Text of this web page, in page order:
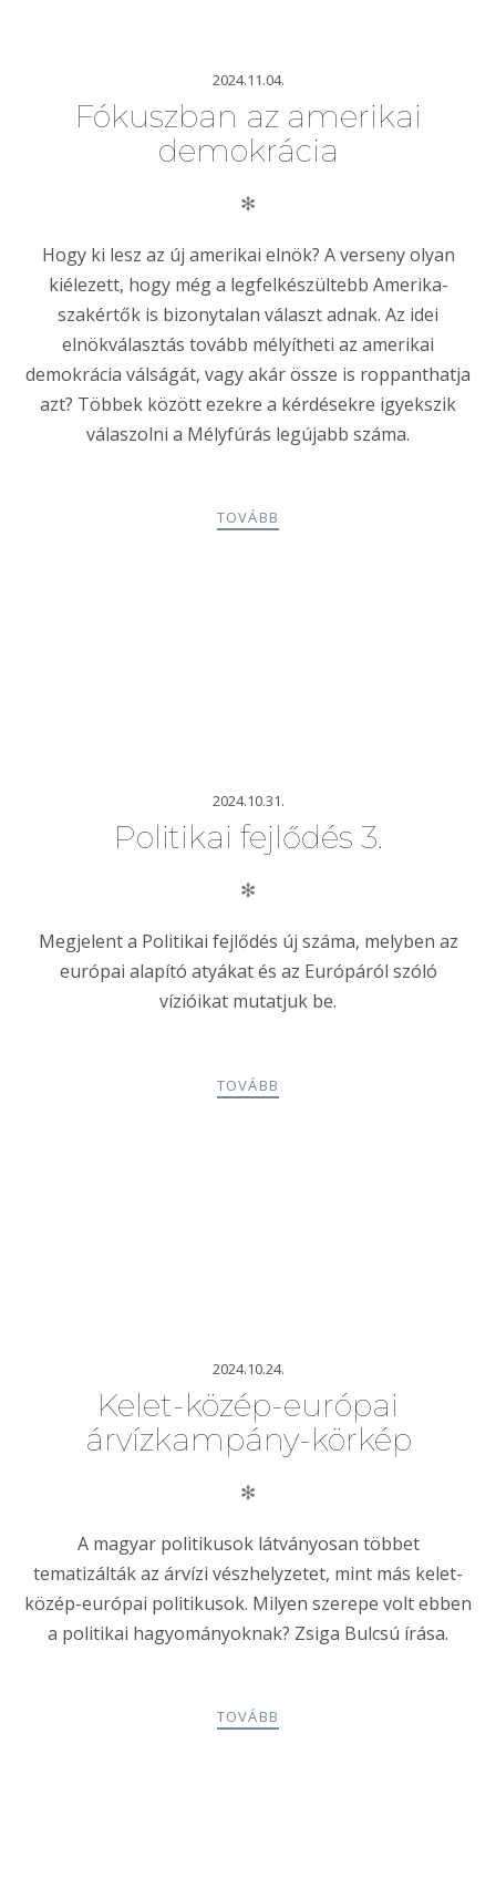
2024.11.04.
Fókuszban az amerikai
demokrácia
✻
Hogy ki lesz az új amerikai elnök? A verseny olyan
kiélezett, hogy még a legfelkészültebb Amerika-
szakértők is bizonytalan választ adnak. Az idei
elnökválasztás tovább mélyítheti az amerikai
demokrácia válságát, vagy akár össze is roppanthatja
azt? Többek között ezekre a kérdésekre igyekszik
válaszolni a Mélyfúrás legújabb száma.
TOVÁBB
2024.10.31.
Politikai fejlődés 3.
✻
Megjelent a Politikai fejlődés új száma, melyben az
európai alapító atyákat és az Európáról szóló
vízióikat mutatjuk be.
TOVÁBB
2024.10.24.
Kelet-közép-európai
árvízkampány-körkép
✻
A magyar politikusok látványosan többet
tematizálták az árvízi vészhelyzetet, mint más kelet-
közép-európai politikusok. Milyen szerepe volt ebben
a politikai hagyományoknak? Zsiga Bulcsú írása.
TOVÁBB